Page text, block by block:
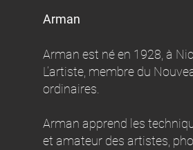
Arman
Arman est né en 1928, à
L’artiste, membre du
ordinaires.
Arman apprend les
et amateur des artistes,